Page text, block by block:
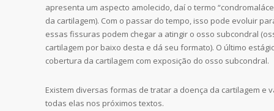
apresenta um aspecto amolecido, daí o termo
da cartilagem). Com o passar do tempo, isso pode evoluir
essas fissuras podem chegar a atingir o osso subcondral
cartilagem por baixo desta e dá seu formato). O último
cobertura da cartilagem com exposição do osso subcondral.
Existem diversas formas de tratar a doença da cartilagem e
todas elas nos próximos textos.